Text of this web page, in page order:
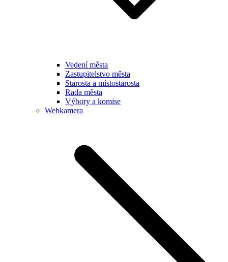
Vedení města
Zastupitelstvo města
Starosta a místostarosta
Rada města
Výbory a komise
Webkamera